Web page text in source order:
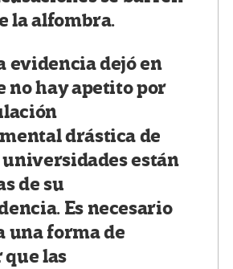
la alfombra.
evidencia dejó en
no hay apetito por
drástica de
universidades están
de su
Es necesario
una forma de
las